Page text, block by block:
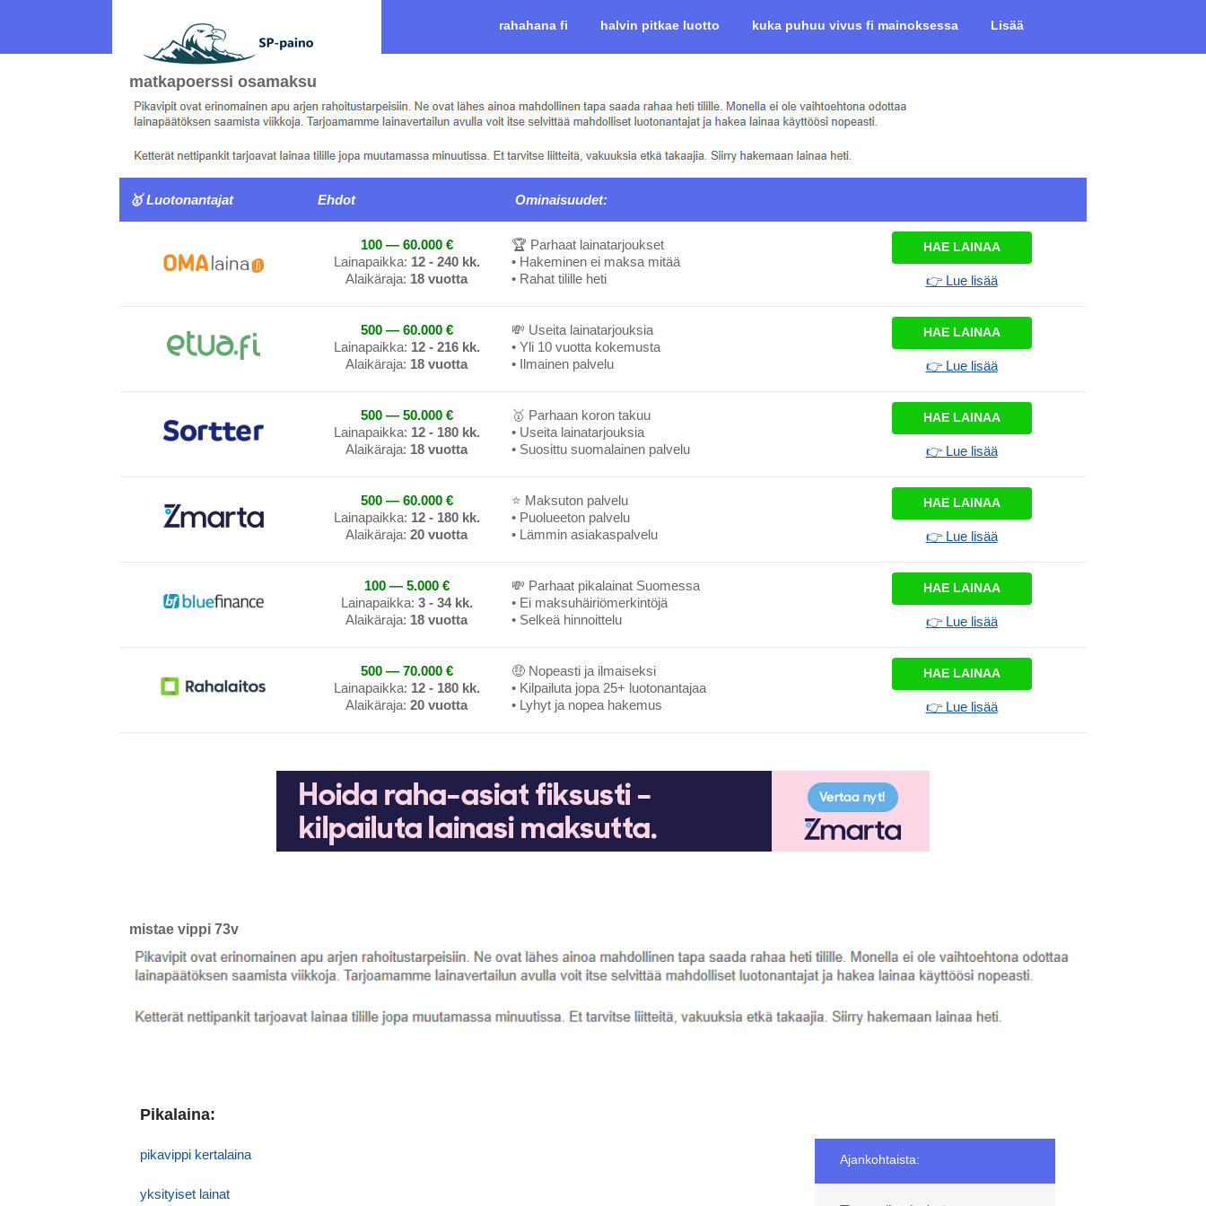
rahahana fi halvin pitkae luotto kuka puhuu vivus fi mainoksessa Lisää
matkapoerssi osamaksu
🥇 Luotonantajat Ehdot Ominaisuudet:
100 — 60.000 €
Lainapaikka: 12 - 240 kk.
Alaikäraja: 18 vuotta
🏆 Parhaat lainatarjoukset
• Hakeminen ei maksa mitää
• Rahat tilille heti
HAE LAINAA
👉 Lue lisää
500 — 60.000 €
Lainapaikka: 12 - 216 kk.
Alaikäraja: 18 vuotta
💸 Useita lainatarjouksia
• Yli 10 vuotta kokemusta
• Ilmainen palvelu
HAE LAINAA
👉 Lue lisää
500 — 50.000 €
Lainapaikka: 12 - 180 kk.
Alaikäraja: 18 vuotta
🥇 Parhaan koron takuu
• Useita lainatarjouksia
• Suosittu suomalainen palvelu
HAE LAINAA
👉 Lue lisää
500 — 60.000 €
Lainapaikka: 12 - 180 kk.
Alaikäraja: 20 vuotta
⭐ Maksuton palvelu
• Puolueeton palvelu
• Lämmin asiakaspalvelu
HAE LAINAA
👉 Lue lisää
100 — 5.000 €
Lainapaikka: 3 - 34 kk.
Alaikäraja: 18 vuotta
💸 Parhaat pikalainat Suomessa
• Ei maksuhäiriömerkintöjä
• Selkeä hinnoittelu
HAE LAINAA
👉 Lue lisää
500 — 70.000 €
Lainapaikka: 12 - 180 kk.
Alaikäraja: 20 vuotta
🤑 Nopeasti ja ilmaiseksi
• Kilpailuta jopa 25+ luotonantajaa
• Lyhyt ja nopea hakemus
HAE LAINAA
👉 Lue lisää
mistae vippi 73v
Ajankohtaista:
Pikalaina:
pikavippi kertalaina
yksityiset lainat